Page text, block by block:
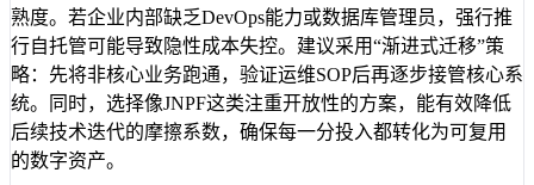
熟度。若企业内部缺乏DevOps能力或数据库管理员，强行推
行自托管可能导致隐性成本失控。建议采用“渐进式迁移”策
略：先将非核心业务跑通，验证运维SOP后再逐步接管核心系
统。同时，选择像JNPF这类注重开放性的方案，能有效降低
后续技术迭代的摩擦系数，确保每一分投入都转化为可复用
的数字资产。